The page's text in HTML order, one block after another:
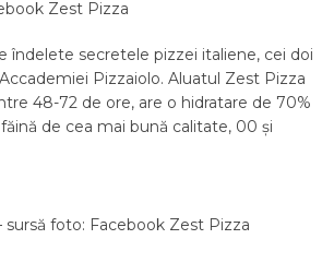
Zest Pizza
îndelete secretele pizzei italiene, cei doi
Pizzaiolo. Aluatul Zest Pizza
48-72 de ore, are o hidratare de 70%
de cea mai bună calitate, 00 și
sursă foto: Facebook Zest Pizza